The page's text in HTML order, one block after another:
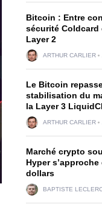
Bitcoin : Entre
sécurité
Layer 2
ARTHUR CARLIER
Le Bitcoin
stabilisation du
la Layer 3
ARTHUR CARLIER
Marché crypto
Hyper
dollars
BAPTISTE